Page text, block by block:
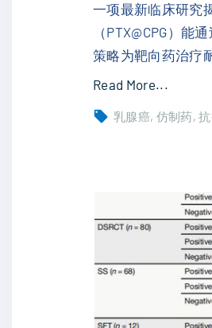
一项最新临床研究
（PTX@CPG）
策略为靶向药治疗
Read More..."
耐
药
：
新
型
乳腺癌 仿制药